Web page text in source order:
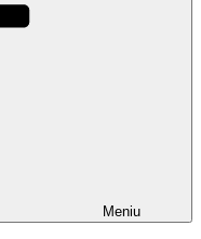
Meniu